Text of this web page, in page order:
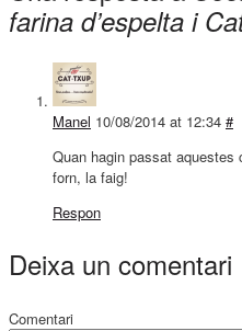
farina d’espelta i
Manel 10/08/2014 at 12:34 #
Quan hagin passat aquestes
forn, la faig!
Respon
Deixa un comentari
Comentari